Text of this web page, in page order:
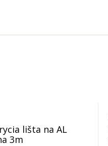
lišta na AL
3m